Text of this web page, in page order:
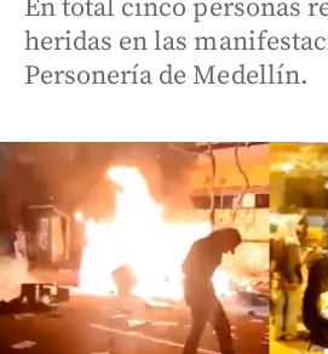
En total cinco personas
heridas en las
Personería de Medellín.